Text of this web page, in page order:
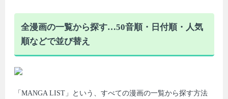
全漫画の一覧から探す…50音順・日付順・人気
順などで並び替え
「MANGA LIST」という、すべての漫画の一覧から探す方法